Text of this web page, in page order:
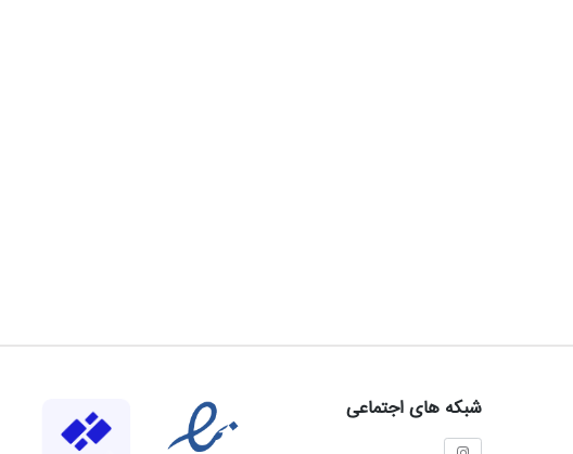
شبکه های اجتماعی